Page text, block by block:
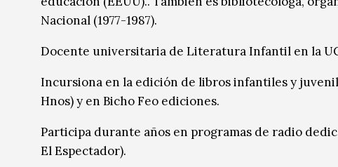
Nacional (1977-1987).
Docente universitaria de Literatura Infantil en la
Incursiona en la edición de libros infantiles y
Hnos) y en Bicho Feo ediciones.
Participa durante años en programas de radio
El Espectador).